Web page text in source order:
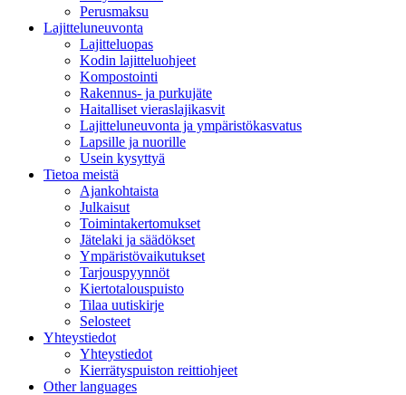
Perusmaksu
Lajitteluneuvonta
Lajitteluopas
Kodin lajitteluohjeet
Kompostointi
Rakennus- ja purkujäte
Haitalliset vieraslajikasvit
Lajitteluneuvonta ja ympäristökasvatus
Lapsille ja nuorille
Usein kysyttyä
Tietoa meistä
Ajankohtaista
Julkaisut
Toimintakertomukset
Jätelaki ja säädökset
Ympäristövaikutukset
Tarjouspyynnöt
Kiertotalouspuisto
Tilaa uutiskirje
Selosteet
Yhteystiedot
Yhteystiedot
Kierrätyspuiston reittiohjeet
Other languages